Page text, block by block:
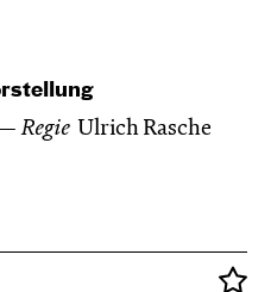
Regie Ulrich Rasche